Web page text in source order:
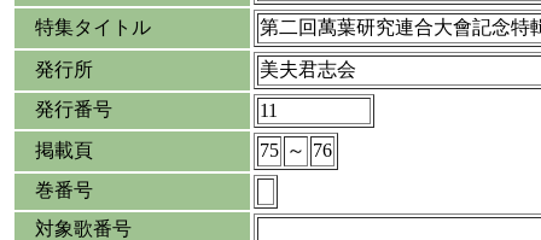
特集タイトル 第二回萬葉研究連合大會記念特
発行所
美夫君志会
発行番号
11
掲載頁
75 ～ 76
巻番号
対象歌番号